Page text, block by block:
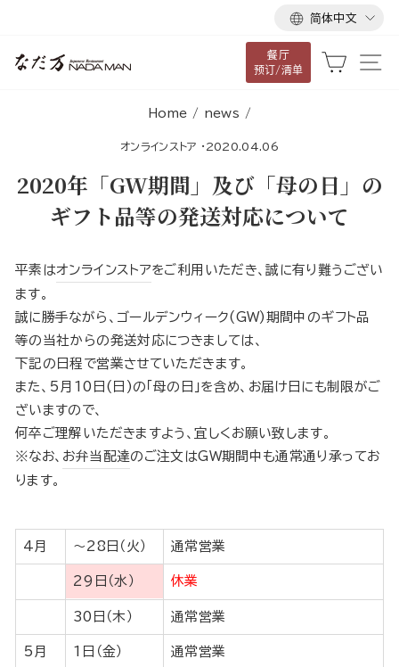
语
言
简体中文
餐厅
预订/清单
大车
Home / news /
オンラインストア · 2020.04.06
2020年「GW期間」及び「母の日」の
ギフト品等の発送対応について
平素はオンラインストアをご利用いただき、誠に有り難うござい
ます。
誠に勝手ながら、ゴールデンウィーク(GW)期間中のギフト品
等の当社からの発送対応につきましては、
下記の日程で営業させていただきます。
また、5月10日(日)の「母の日」を含め、お届け日にも制限がご
ざいますので、
何卒ご理解いただきますよう、宜しくお願い致します。
※なお、 お弁当配達のご注文はGW期間中も通常通り承ってお
ります。
4月 〜28日（火） 通常営業
29日（水） 休業
30日（木） 通常営業
5月 1日（金） 通常営業